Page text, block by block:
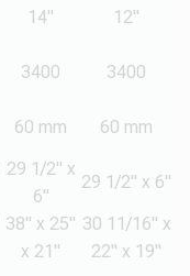
14"
12"
3400
3400
60 mm 60 mm
29 1/2" x
6"
29 1/2" x 6"
38" x 25"
x 21"
30 11/16" x
22" x 19"